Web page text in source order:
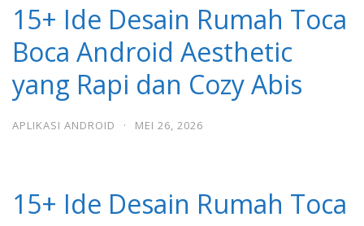
15+ Ide Desain Rumah Toca
Boca Android Aesthetic
yang Rapi dan Cozy Abis
APLIKASI ANDROID · MEI 26, 2026
15+ Ide Desain Rumah Toca